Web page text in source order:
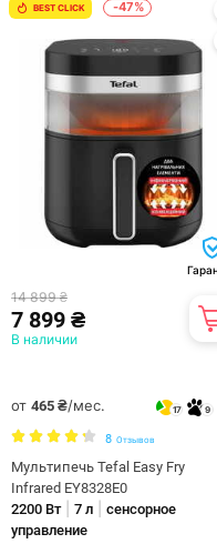
BEST CLICK -47%
14 899 ₴
7 899 ₴
В наличии
от 465 ₴/мес. 17 9
8 Отзывов
Мультипечь Tefal Easy Fry
Infrared EY8328E0
2200 Вт| 7 л
сенсорное
управление